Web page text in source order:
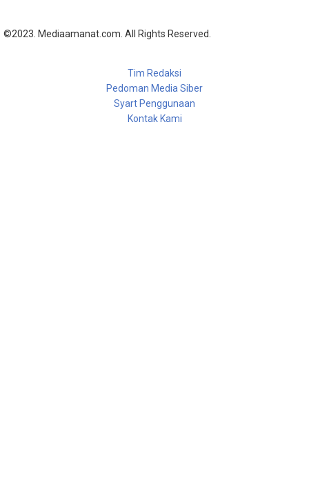
©2023. Mediaamanat.com. All Rights Reserved.
Tim Redaksi
Pedoman Media Siber
Syart Penggunaan
Kontak Kami